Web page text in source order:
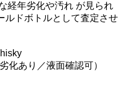
経年劣化や汚れ が見られ
ルドボトルとして査定させ
化あり／液面確認可）